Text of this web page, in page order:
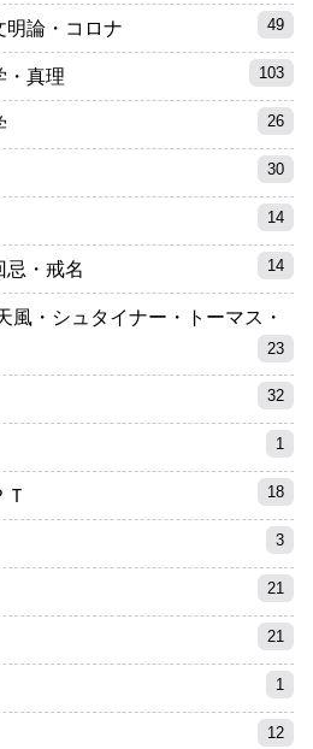
明論・コロナ 49
・真理 103
26
30
14
忌・戒名 14
風・シュタイナー・トーマス・
23
32
1
Ｔ 18
3
21
21
1
12